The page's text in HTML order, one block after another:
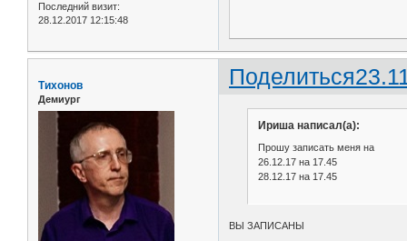
Последний визит:
28.12.2017 12:15:48
Поделиться
Тихонов
Демиург
Ириша написал(а):
Прошу записать меня на
26.12.17 на 17.45
28.12.17 на 17.45
ВЫ ЗАПИСАНЫ